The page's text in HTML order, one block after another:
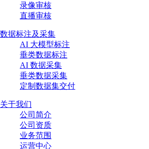
录像审核
直播审核
数据标注及采集
AI 大模型标注
垂类数据标注
AI 数据采集
垂类数据采集
定制数据集交付
关于我们
公司简介
公司资质
业务范围
运营中心